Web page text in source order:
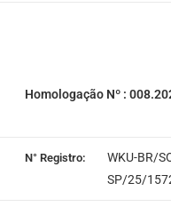
Homologação Nº :
N° Registro:
WKU-BR/
SP/25/